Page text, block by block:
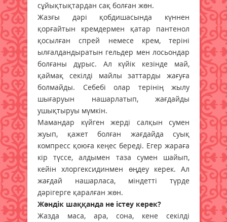
сұйықтықтардан сақ болған жөн.
Жазғы дәрі қобдишасында күннен
қорғайтын кремдермен қатар пантенол
қосылған спрей немесе крем, теріні
ылғалдандыратын гельдер мен лосьондар
болғаны дұрыс. Ал күйік кезінде май,
қаймақ секілді майлы заттарды жағуға
болмайды. Себебі олар терінің жылу
шығаруын нашарлатып, жағдайды
ушықтыруы мүмкін.
Мамандар күйген жерді салқын сумен
жуып, қажет болған жағдайда суық
компресс қоюға кеңес береді. Егер жараға
кір түссе, алдымен таза сумен шайып,
кейін хлоргексидинмен өңдеу керек. Ал
жағдай нашарласа, міндетті түрде
дәрігерге қаралған жөн.
Жәндік шаққанда не істеу керек?
Жазда маса, ара, сона, кене секілді